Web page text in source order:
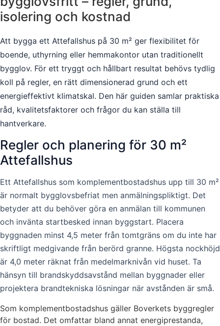
isolering och kostnad
Att bygga ett Attefallshus på 30 m² ger flexibilitet för
boende, uthyrning eller hemmakontor utan traditionellt
bygglov. För ett tryggt och hållbart resultat behövs tydlig
koll på regler, en rätt dimensionerad grund och ett
energieffektivt klimatskal. Den här guiden samlar praktiska
råd, kvalitetsfaktorer och frågor du kan ställa till
hantverkare.
Regler och planering för 30 m²
Attefallshus
Ett Attefallshus som komplementbostadshus upp till 30 m²
är normalt bygglovsbefriat men anmälningspliktigt. Det
betyder att du behöver göra en anmälan till kommunen
och invänta startbesked innan byggstart. Placera
byggnaden minst 4,5 meter från tomtgräns om du inte har
skriftligt medgivande från berörd granne. Högsta nockhöjd
är 4,0 meter räknat från medelmarknivån vid huset. Ta
hänsyn till brandskyddsavstånd mellan byggnader eller
projektera brandtekniska lösningar när avstånden är små.
Som komplementbostadshus gäller Boverkets byggregler
för bostad. Det omfattar bland annat energiprestanda,